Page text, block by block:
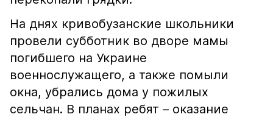
На днях кривобузанские школьники
провели субботник во дворе мамы
погибшего на Украине
военнослужащего, а также помыли
окна, убрались дома у пожилых
сельчан. В планах ребят – оказание